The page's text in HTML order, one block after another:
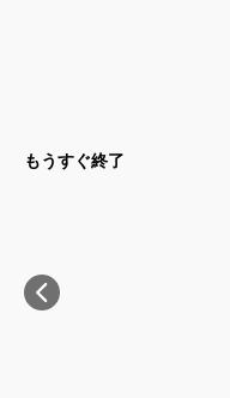
もうすぐ終了